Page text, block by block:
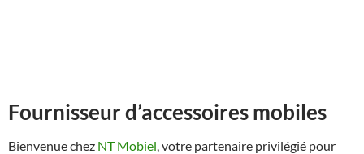
Fournisseur d’accessoires mobiles
Bienvenue chez NT Mobiel, votre partenaire privilégié pour